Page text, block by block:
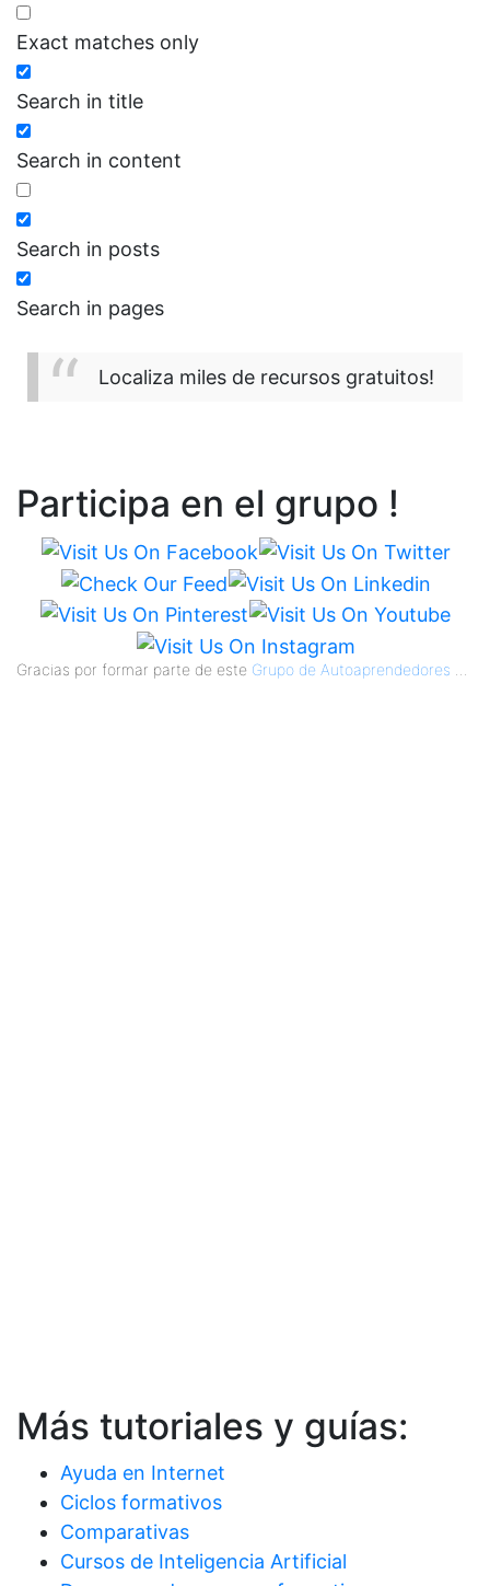
Exact matches only
Search in title
Search in content
Search in posts
Search in pages
Localiza miles de recursos gratuitos!
Participa en el grupo !
Gracias por formar parte de este Grupo de Autoaprendedores
Más tutoriales y guías:
Ayuda en Internet
Ciclos formativos
Comparativas
Cursos de Inteligencia Artificial